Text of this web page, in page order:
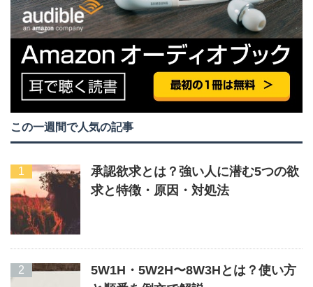
この一週間で人気の記事
承認欲求とは？強い人に潜む5つの欲
求と特徴・原因・対処法
5W1H・5W2H〜8W3Hとは？使い方